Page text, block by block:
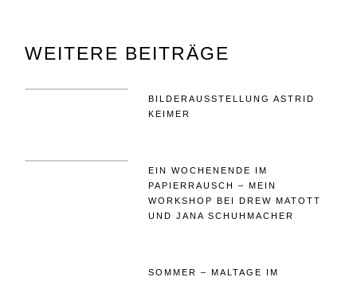
WEITERE BEITRÄGE
BILDERAUSSTELLUNG ASTRID
KEIMER
EIN WOCHENENDE IM
PAPIERRAUSCH – MEIN
WORKSHOP BEI DREW MATOTT
UND JANA SCHUHMACHER
SOMMER – MALTAGE IM